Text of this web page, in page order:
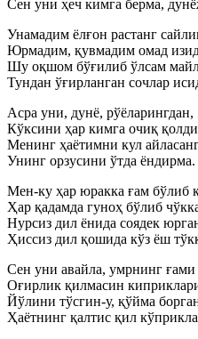
Сен уни ҳеч кимга берма,
Унамадим ёлғон растанг
Юрмадим, қувмадим омад
Шу оқшом бўғилиб ўлсам
Тундан ўғирланган сочлар
Асра уни, дунё, рўёларингдан,
Кўксини ҳар кимга очиқ
Менинг ҳаётимни кул
Унинг орзусини ўтда ёндирма.
Мен-ку ҳар юракка ғам бўлиб
Ҳар қадамда гуноҳ бўлиб
Нурсиз дил ёнида соядек
Ҳиссиз дил қошида кўз ёш
Сен уни авайла, умрнинг ғами
Оғирлик қилмасин
Йўлини тўсгин-у, қўйма
Ҳаётнинг қалтис қил